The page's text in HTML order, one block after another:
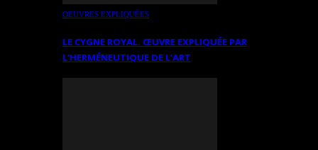
OEUVRES EXPLIQUÉES
LE CYGNE ROYAL. ŒUVRE EXPLIQUÉE PAR
L’HERMÉNEUTIQUE DE L’ART